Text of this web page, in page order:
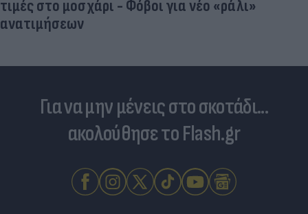
Για να μην μένεις στο σκοτάδι...
ακολούθησε το Flash.gr